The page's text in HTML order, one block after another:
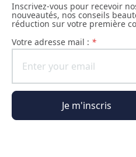
Inscrivez-vous pour recevoir
nouveautés, nos conseils
réduction sur votre première
Votre adresse mail : *
Je m'inscris